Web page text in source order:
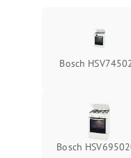
Bosch
Bosch